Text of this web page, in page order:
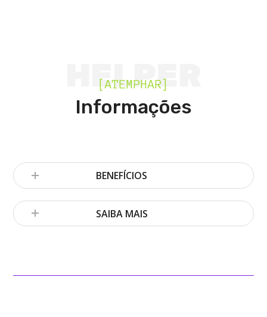
HELPER
[ATEMPHAR]
Informações
BENEFÍCIOS
SAIBA MAIS